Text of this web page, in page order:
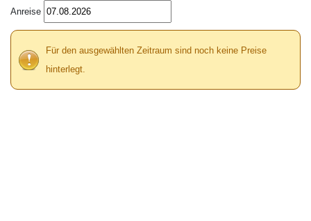
Anreise
Für den ausgewählten Zeitraum sind noch keine Preise
hinterlegt.